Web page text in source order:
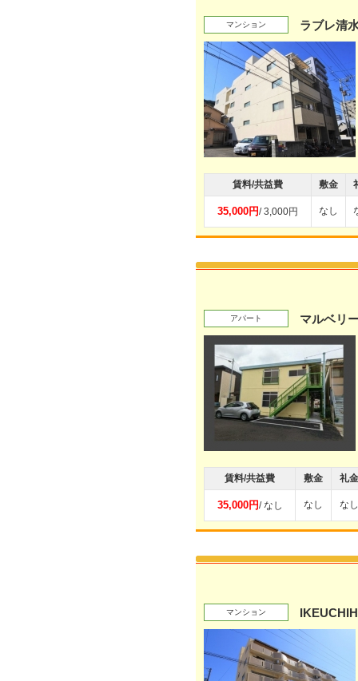
マンション ラブレ清
賃料/共益費 敷金
35,000円/ 3,000円 なし
アパート マルベリ
賃料/共益費 敷金 礼金
35,000円/ なし なし なし
マンション